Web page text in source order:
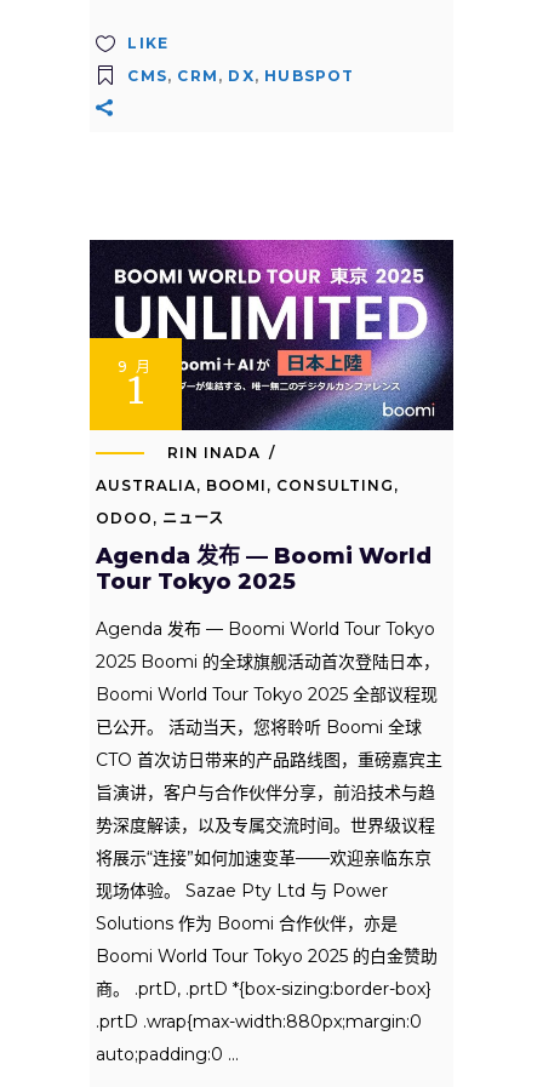
LIKE
CMS, CRM , DX, HUBSPOT
9 月
1
RIN INADA
AUSTRALIA, BOOMI , CONSULTING ,
ODOO , ニュース
Agenda 发布 — Boomi World
Tour Tokyo 2025
Agenda 发布 — Boomi World Tour Tokyo
2025 Boomi 的全球旗舰活动首次登陆日本，
Boomi World Tour Tokyo 2025 全部议程现
已公开。 活动当天，您将聆听 Boomi 全球
CTO 首次访日带来的产品路线图，重磅嘉宾主
旨演讲，客户与合作伙伴分享，前沿技术与趋
势深度解读，以及专属交流时间。世界级议程
将展示“连接”如何加速变革——欢迎亲临东京
现场体验。 Sazae Pty Ltd 与 Power
Solutions 作为 Boomi 合作伙伴，亦是
Boomi World Tour Tokyo 2025 的白金赞助
商。 .prtD, .prtD *{box-sizing:border-box}
.prtD .wrap{max-width:880px;margin:0
auto;padding:0